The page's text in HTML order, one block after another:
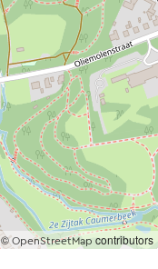
©OpenStreetMap contributors